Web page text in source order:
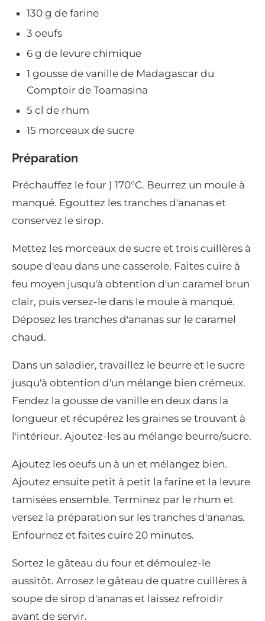
130 g de farine
3 oeufs
6 g de levure chimique
1 gousse de vanille de Madagascar du
Comptoir de Toamasina
5 cl de rhum
15 morceaux de sucre
Préparation
Préchauffez le four ) 170°C. Beurrez un moule à
manqué. Egouttez les tranches d'ananas et
conservez le sirop.
Mettez les morceaux de sucre et trois cuillères à
soupe d'eau dans une casserole. Faites cuire à
feu moyen jusqu'à obtention d'un caramel brun
clair, puis versez-le dans le moule à manqué.
Déposez les tranches d'ananas sur le caramel
chaud.
Dans un saladier, travaillez le beurre et le sucre
jusqu'à obtention d'un mélange bien crémeux.
Fendez la gousse de vanille en deux dans la
longueur et récupérez les graines se trouvant à
l'intérieur. Ajoutez-les au mélange beurre/sucre.
Ajoutez les oeufs un à un et mélangez bien.
Ajoutez ensuite petit à petit la farine et la levure
tamisées ensemble. Terminez par le rhum et
versez la préparation sur les tranches d'ananas.
Enfournez et faites cuire 20 minutes.
Sortez le gâteau du four et démoulez-le
aussitôt. Arrosez le gâteau de quatre cuillères à
soupe de sirop d'ananas et laissez refroidir
avant de servir.